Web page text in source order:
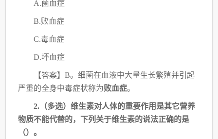
A.菌血症
B.败血症
C.毒血症
D.坏血症
【答案】B。细菌在血液中大量生长繁殖并引起
严重的全身中毒症状称为败血症。
2.（多选）维生素对人体的重要作用是其它营养
物质不能代替的，下列关于维生素的说法正确的是
（）。